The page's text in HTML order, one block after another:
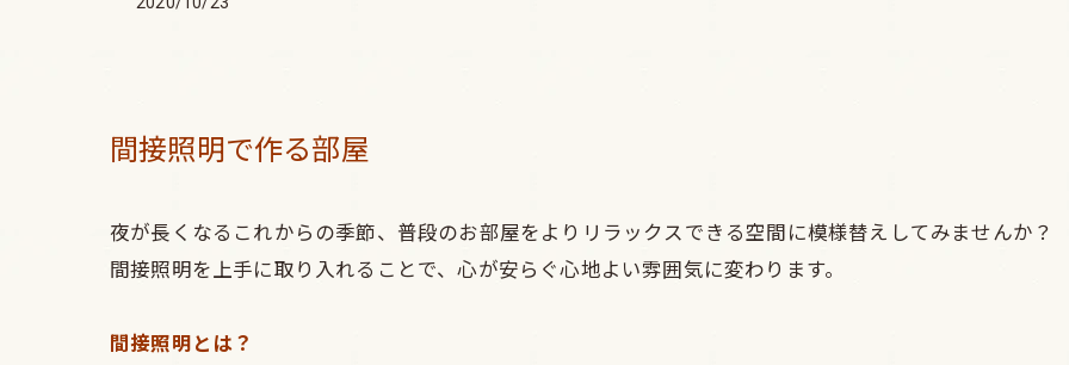
間接照明で作る部屋
夜が長くなるこれからの季節、普段のお部屋をよりリラックスできる空間に模様替えしてみませんか？
間接照明を上手に取り入れることで、心が安らぐ心地よい雰囲気に変わります。
間接照明とは？